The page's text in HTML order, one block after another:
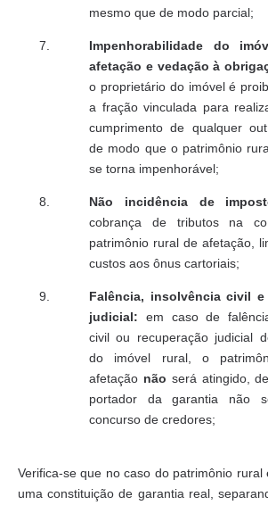
mesmo que de modo parcial;
Impenhorabilidade do
afetação e vedação à
o proprietário do imóvel é
a fração vinculada para
cumprimento de qualquer
de modo que o patrimônio
se torna impenhorável;
Não incidência de
cobrança de tributos na
patrimônio rural de afetação,
custos aos ônus cartoriais;
Falência, insolvência civil e
judicial: em caso de
civil ou recuperação judicial
do imóvel rural, o
afetação não será atingido,
portador da garantia não
concurso de credores;
Verifica-se que no caso do patrimônio rural
uma constituição de garantia real,